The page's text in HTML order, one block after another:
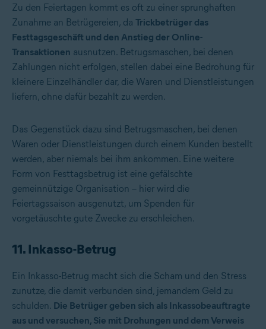
Zu den Feiertagen kommt es oft zu einer sprunghaften
Zunahme an Betrügereien, da Trickbetrüger das
Festtagsgeschäft und den Anstieg der Online-
Transaktionen ausnutzen. Betrugsmaschen, bei denen
Zahlungen nicht erfolgen, stellen dabei eine Bedrohung für
kleinere Einzelhändler dar, die Waren und Dienstleistungen
liefern, ohne dafür bezahlt zu werden.
Das Gegenstück dazu sind Betrugsmaschen, bei denen
Waren oder Dienstleistungen durch einem Kunden bestellt
werden, aber niemals bei ihm ankommen. Eine weitere
Form von Festtagsbetrug ist eine gefälschte
gemeinnützige Organisation – hier wird die
Feiertagssaison ausgenutzt, um Spenden für
vorgetäuschte gute Zwecke zu erschleichen.
11. Inkasso-Betrug
Ein Inkasso-Betrug macht sich die Scham und den Stress
zunutze, die damit verbunden sind, jemandem Geld zu
schulden. Die Betrüger geben sich als Inkassobeauftragte
aus und versuchen, Sie mit Drohungen und dem Verweis